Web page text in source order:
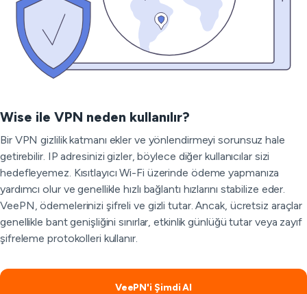
Wise ile VPN neden kullanılır?
Bir VPN gizlilik katmanı ekler ve yönlendirmeyi sorunsuz hale
getirebilir. IP adresinizi gizler, böylece diğer kullanıcılar sizi
hedefleyemez. Kısıtlayıcı Wi-Fi üzerinde ödeme yapmanıza
yardımcı olur ve genellikle hızlı bağlantı hızlarını stabilize eder.
VeePN, ödemelerinizi şifreli ve gizli tutar. Ancak, ücretsiz araçlar
genellikle bant genişliğini sınırlar, etkinlik günlüğü tutar veya zayıf
şifreleme protokolleri kullanır.
VeePN'i Şimdi Al